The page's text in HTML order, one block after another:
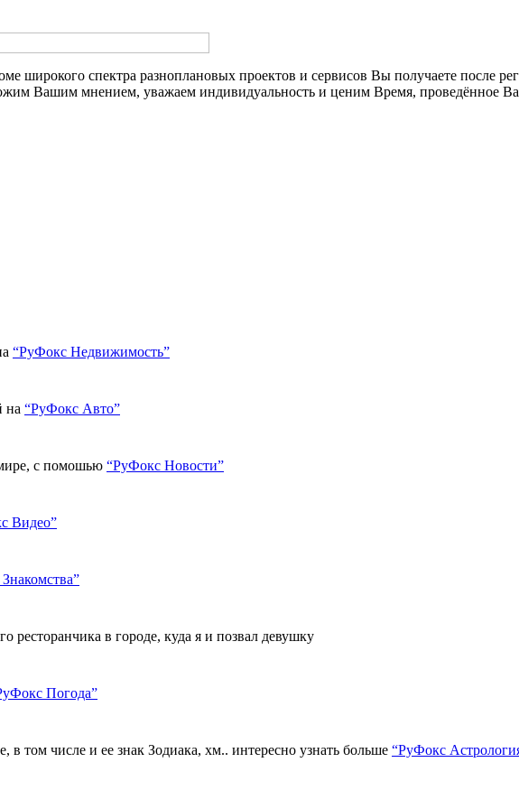
широкого спектра разноплановых проектов и сервисов Вы получаете после
Вашим мнением, уважаем индивидуальность и ценим Время, проведённое
“РуФокс Недвижимость”
на “РуФокс Авто”
с помошью “РуФокс Новости”
Видео”
ресторанчика в городе, куда я и позвал девушку
Погода”
в том числе и ее знак Зодиака, хм.. интересно узнать больше “РуФокс